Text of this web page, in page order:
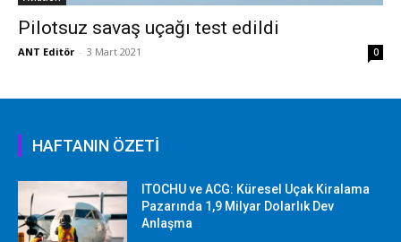
Pilotsuz savaş uçağı test edildi
ANT Editör - 3 Mart 2021 0
HAFTANIN ÖZETİ
ITOCHU ve ACG: Küresel Uçak Kiralama
Pazarında 1,9 Milyar Dolarlık Dev
Anlaşma